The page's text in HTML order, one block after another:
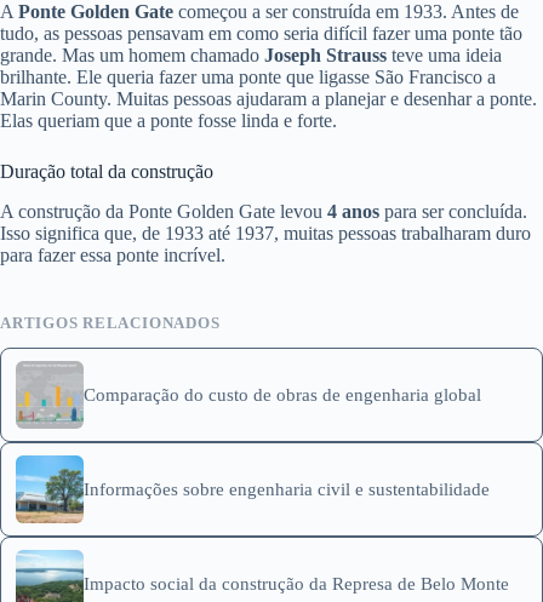
A Ponte Golden Gate começou a ser construída em 1933. Antes de
tudo, as pessoas pensavam em como seria difícil fazer uma ponte tão
grande. Mas um homem chamado Joseph Strauss teve uma ideia
brilhante. Ele queria fazer uma ponte que ligasse São Francisco a
Marin County. Muitas pessoas ajudaram a planejar e desenhar a ponte.
Elas queriam que a ponte fosse linda e forte.
Duração total da construção
A construção da Ponte Golden Gate levou 4 anos para ser concluída.
Isso significa que, de 1933 até 1937, muitas pessoas trabalharam duro
para fazer essa ponte incrível.
ARTIGOS RELACIONADOS
Comparação do custo de obras de engenharia global
Informações sobre engenharia civil e sustentabilidade
Impacto social da construção da Represa de Belo Monte